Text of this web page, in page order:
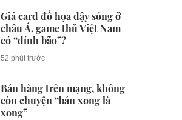
Giá card đồ họa dậy sóng ở
châu Á, game thủ Việt Nam
có “dính bão”?
52 phút trước
Bán hàng trên mạng, không
còn chuyện “bán xong là
xong”